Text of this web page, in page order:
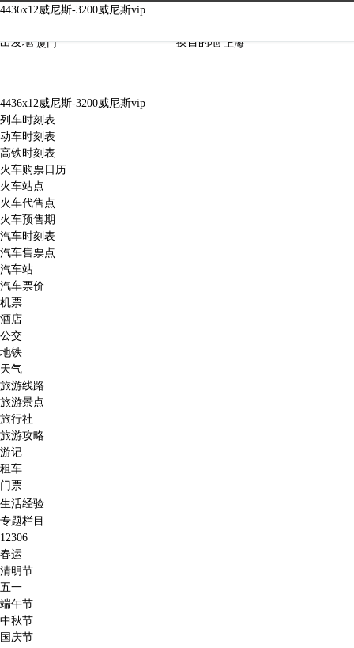
4436x12威尼斯-3200威尼斯vip
出发地
换目的地
4436x12威尼斯-3200威尼斯vip
列车时刻表
动车时刻表
高铁时刻表
火车购票日历
火车站点
火车代售点
火车预售期
汽车时刻表
汽车售票点
汽车站
汽车票价
机票
酒店
公交
地铁
天气
旅游线路
旅游景点
旅行社
旅游攻略
游记
租车
门票
生活经验
专题栏目
12306
春运
清明节
五一
端午节
中秋节
国庆节